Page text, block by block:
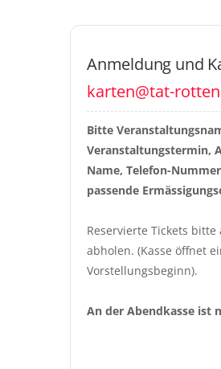
Anmeldung und
karten@tat-
Bitte
Veranstaltungstermin,
Name, Telefon-
passende
Reservierte Tickets bitte
abholen. (Kasse öffnet
Vorstellungsbeginn).
An der Abendkasse ist